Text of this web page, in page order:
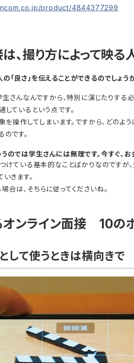
product/4844377299
は、撮り方によって映
良さ」を伝えることができるのでしょ
さんなんですから、特別に演じたりする
ているという点です。
を操作してしまいます。ですから、どの
です。
では学生さんには無理です。今すぐ、
けている基本的なことばかりなのですが
きます。
は、そちらに従ってくださいね。
オンライン面接 10の
して使うときは横向きで